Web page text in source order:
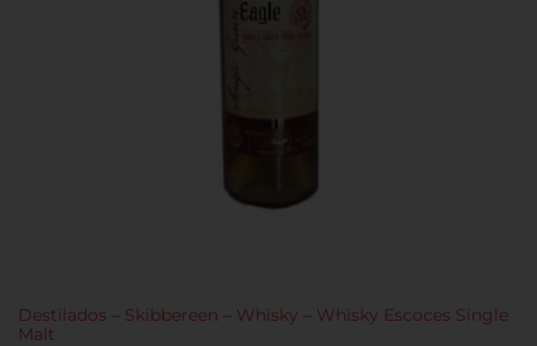
Destilados Skibbereen Whisky
Whisky Escoces Single
Malt